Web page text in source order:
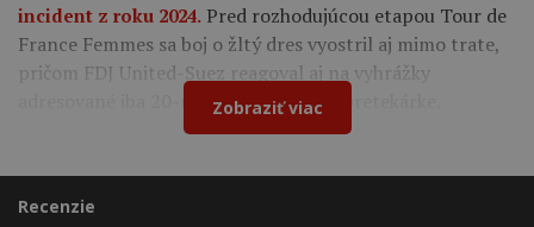
incident z roku 2024. Pred rozhodujúcou etapou Tour de
France Femmes sa boj o žltý dres vyostril aj mimo trate,
pričom FDJ United-Suez reagoval aj na vyhrážky
adresované iba 20-ročnej francúzskej pretekárke.
Zobraziť viac
Recenzie